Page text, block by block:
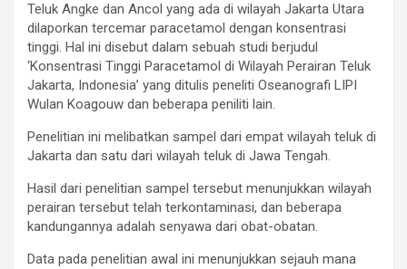
Teluk Angke dan Ancol yang ada di wilayah Jakarta Utara
dilaporkan tercemar paracetamol dengan konsentrasi
tinggi. Hal ini disebut dalam sebuah studi berjudul
‘Konsentrasi Tinggi Paracetamol di Wilayah Perairan Teluk
Jakarta, Indonesia’ yang ditulis peneliti Oseanografi LIPI
Wulan Koagouw dan beberapa peniliti lain.
Penelitian ini melibatkan sampel dari empat wilayah teluk di
Jakarta dan satu dari wilayah teluk di Jawa Tengah.
Hasil dari penelitian sampel tersebut menunjukkan wilayah
perairan tersebut telah terkontaminasi, dan beberapa
kandungannya adalah senyawa dari obat-obatan.
Data pada penelitian awal ini menunjukkan sejauh mana